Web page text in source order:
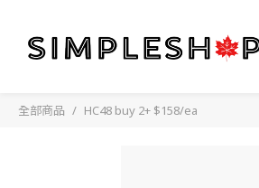
全部商品 HC48 buy 2+ $158/ea